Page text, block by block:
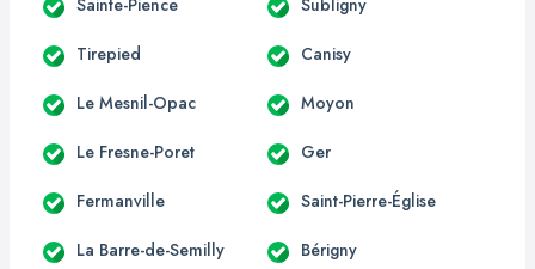
Tirepied Canisy
Le Mesnil-Opac Moyon
Le Fresne-Poret Ger
Fermanville Saint-Pierre-Église
La Barre-de-Semilly Bérigny